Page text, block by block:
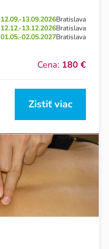
12.09.-13.09.2026Bratislava
12.12.-13.12.2026Bratislava
01.05.-02.05.2027Bratislava
Cena: 180 €
Zistiť viac